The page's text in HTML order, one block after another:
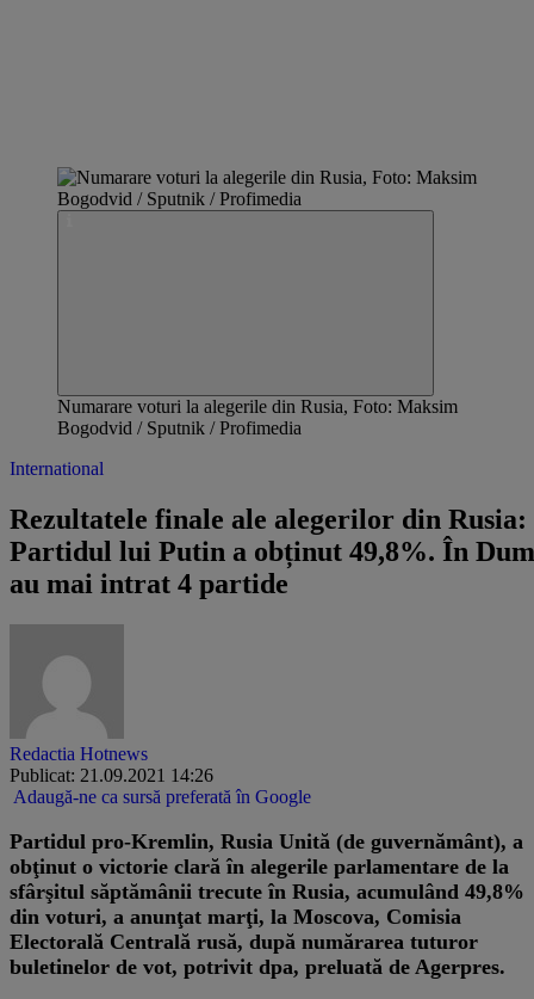
Numarare voturi la alegerile din Rusia, Foto: Maksim
Bogodvid / Sputnik / Profimedia
International
Rezultatele finale ale alegerilor din Rusia:
Partidul lui Putin a obținut 49,8%. În
au mai intrat 4 partide
Redactia Hotnews
Publicat: 21.09.2021 14:26
Adaugă-ne ca sursă preferată în Google
Partidul pro-Kremlin, Rusia Unită (de guvernământ), a
obţinut o victorie clară în alegerile parlamentare de la
sfârşitul săptămânii trecute în Rusia, acumulând 49,8%
din voturi, a anunţat marţi, la Moscova, Comisia
Electorală Centrală rusă, după numărarea tuturor
buletinelor de vot, potrivit dpa, preluată de Agerpres.